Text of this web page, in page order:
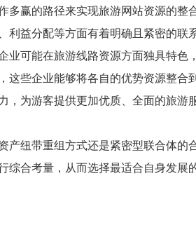
多赢的路径来实现旅游网站资源的整
益分配等方面有着明确且紧密的联
业可能在旅游线路资源方面独具特色
这些企业能够将各自的优势资源整合
为游客提供更加优质、全面的旅游
产纽带重组方式还是紧密型联合体的
合考量，从而选择最适合自身发展